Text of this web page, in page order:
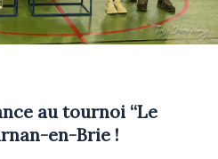
au tournoi “Le
en-Brie !